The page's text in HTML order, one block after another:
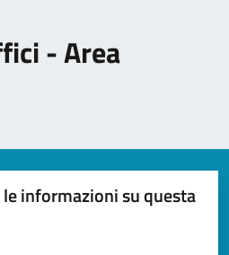
- Area
informazioni su questa